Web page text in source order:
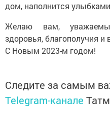
дом, наполнится
Желаю вам,
здоровья, благополучия и
С Новым 2023-м годом!
Следите за самым
Telegram-канале